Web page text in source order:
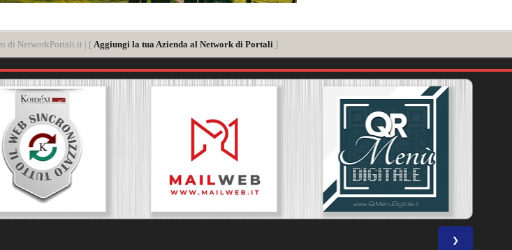
di NetworkPortali.it | [ Aggiungi la tua Azienda al Network di Portali ]
❯